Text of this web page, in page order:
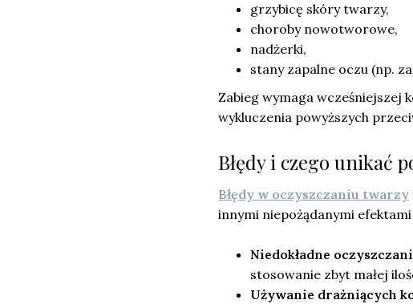
grzybicę skóry twarzy,
choroby nowotworowe,
nadżerki,
stany zapalne oczu (np.
Zabieg wymaga wcześniejszej
wykluczenia powyższych
Błędy i czego unikać
Błędy w oczyszczaniu twarzy
innymi niepożądanymi
Niedokładne
stosowanie zbyt małej
Używanie drażniących